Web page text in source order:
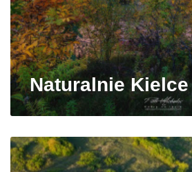
Naturalnie Kielce